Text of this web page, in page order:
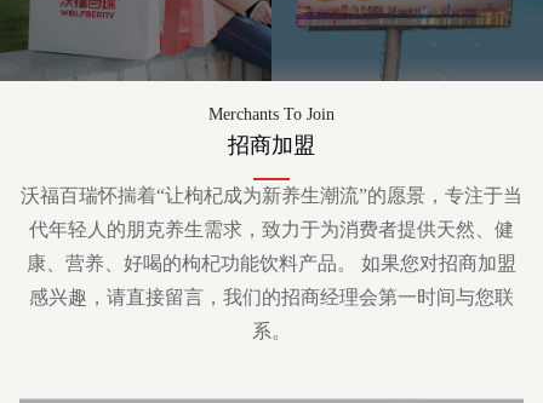
Merchants To Join
招商加盟
沃福百瑞怀揣着“让枸杞成为新养生潮流”的愿景，专注于当
代年轻人的朋克养生需求，致力于为消费者提供天然、健
康、营养、好喝的枸杞功能饮料产品。 如果您对招商加盟
感兴趣，请直接留言，我们的招商经理会第一时间与您联
系。